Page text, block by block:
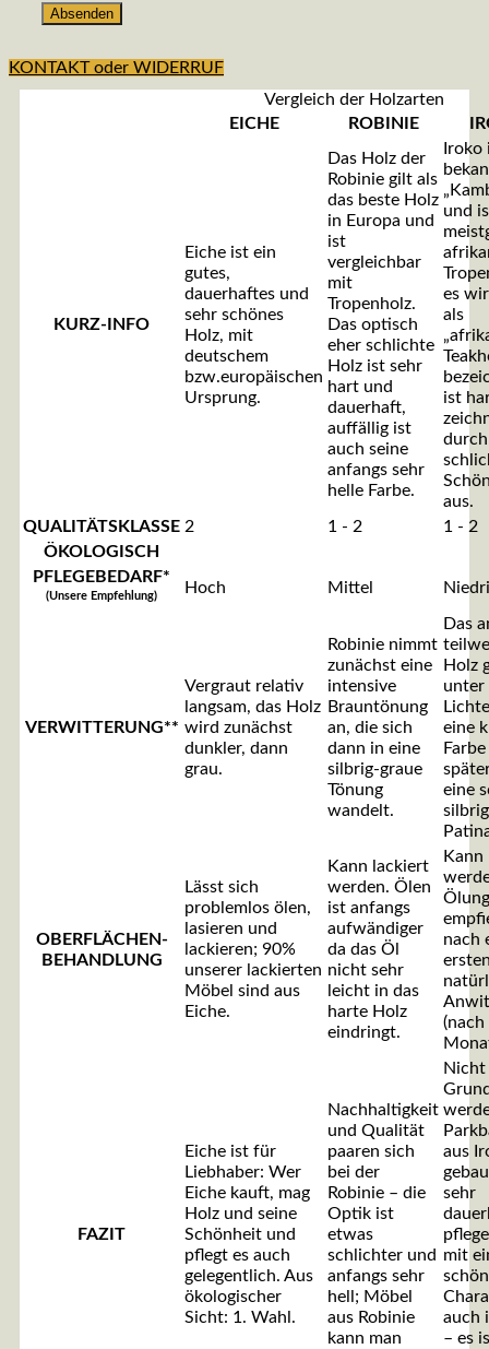
KONTAKT oder WIDERRUF
Vergleich der Holzarten
EICHE
ROBINIE
KURZ-INFO
Eiche ist ein
gutes,
dauerhaftes und
sehr schönes
Holz, mit
deutschem
bzw.europäischen
Ursprung.
Das Holz der
Robinie gilt als
das beste Holz
in Europa und
ist
vergleichbar
mit
Tropenholz.
Das optisch
eher schlichte
Holz ist sehr
hart und
dauerhaft,
auffällig ist
auch seine
anfangs sehr
helle Farbe.
Iroko
und
es
als
ist
aus.
QUALITÄTSKLASSE 2 1 - 2
1 - 2
ÖKOLOGISCH
PFLEGEBEDARF*
(Unsere Empfehlung) Hoch Mittel
VERWITTERUNG**
Vergraut relativ
langsam, das Holz
wird zunächst
dunkler, dann
grau.
Robinie nimmt
zunächst eine
intensive
Brauntönung
an, die sich
dann in eine
silbrig-graue
Tönung
wandelt.
Das
Holz
unter
eine
eine
OBERFLÄCHEN-
BEHANDLUNG
Lässt sich
problemlos ölen,
lasieren und
lackieren; 90%
unserer lackierten
Möbel sind aus
Eiche.
Kann lackiert
werden. Ölen
ist anfangs
aufwändiger
da das Öl
nicht sehr
leicht in das
harte Holz
eindringt.
Ölung
nach
(nach
FAZIT
Eiche ist für
Liebhaber: Wer
Eiche kauft, mag
Holz und seine
Schönheit und
pflegt es auch
gelegentlich. Aus
ökologischer
Sicht: 1. Wahl.
Nachhaltigkeit
und Qualität
paaren sich
bei der
Robinie – die
Optik ist
etwas
schlichter und
anfangs sehr
hell; Möbel
aus Robinie
kann man
Nicht
aus
sehr
mit
auch
– es